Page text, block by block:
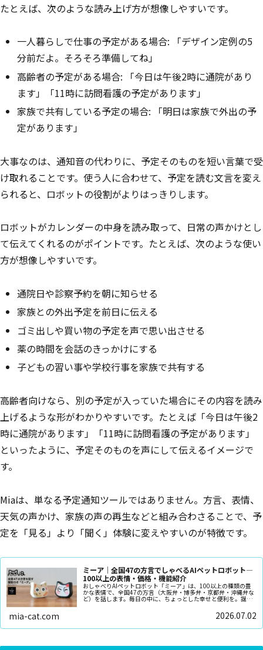
たとえば、次のような読み上げ方が想像しやすいです。
一人暮らしで仕事の予定がある場合: 「デザイン定例の5
分前だよ。そろそろ準備してね」
高齢者の予定がある場合: 「今日は午後2時に通院があり
ます」「11時に訪問看護の予定があります」
家族で共有している予定の場合: 「明日は家族で外出の予
定があります」
大事なのは、通知音の代わりに、予定そのものを短い言葉で受
け取れることです。使う人に合わせて、予定を読む文言を変え
られると、ロボットの役割がよりはっきりします。
ロボットがカレンダーの中身を読み取って、日常の声かけとし
て伝えてくれるのがポイントです。たとえば、次のような使い
方が想像しやすいです。
通院日や診察予約を朝に知らせる
家族との外出予定を前日に伝える
ゴミ出しや買い物の予定を声で思い出させる
薬の時間を会話のきっかけにする
子どもの習い事や学校行事を家族で共有する
高齢者向けなら、別の予定が入っていた場合にその内容を読み
上げるような形がわかりやすいです。たとえば「今日は午後2
時に通院があります」「11時に訪問看護の予定があります」
といったように、予定そのものを声にして伝えるイメージで
す。
Miaは、単なる予定通知ツールではありません。方言、表情、
天気の声かけ、家族の声の再生などと組み合わさることで、予
定を「見る」より「聞く」体験に変えやすいのが特徴です。
ミーア｜全国47の方言でしゃべるAIペットロボット—
100以上の表情・価格・機能紹介
おしゃべりAIペットロボット「ミーア」は、100以上の種類の豊
かな表情で、全国47の方言（大阪弁・博多弁・京都弁・沖縄弁な
ど）を話します。毎日の中に、ちょっとした幸せと便利を。誕生
mia-cat.com 2026.07.02